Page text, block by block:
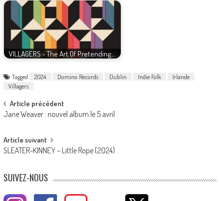
VILLAGERS - The Art Of Pretending…
Tagged 2024 Domino Records Dublin Indie Folk
Irlande
Villagers
Post
navigation
Article précédent
Jane Weaver : nouvel album le 5 avril
Article suivant
SLEATER-KINNEY – Little Rope (2024)
SUIVEZ-NOUS